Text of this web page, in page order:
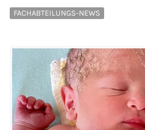
FACHABTEILUNGS-NEWS